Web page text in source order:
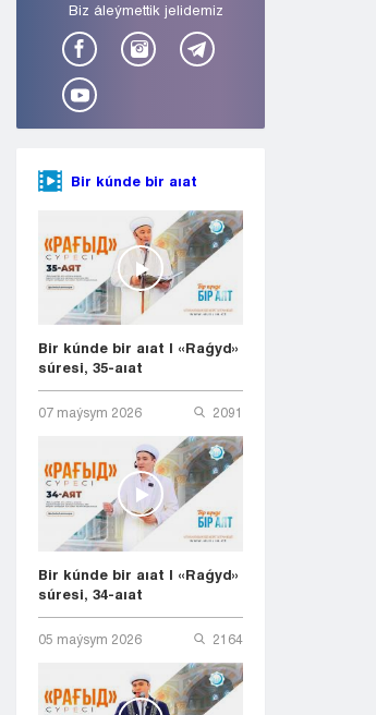
Bіz áleýmettіk jelіdemіz
Bir kúnde bir aıat
Bir kúnde bir aıat | «Raǵyd»
súresi, 35-aıat
07 maýsym 2026 2091
Bir kúnde bir aıat | «Raǵyd»
súresi, 34-aıat
05 maýsym 2026 2164